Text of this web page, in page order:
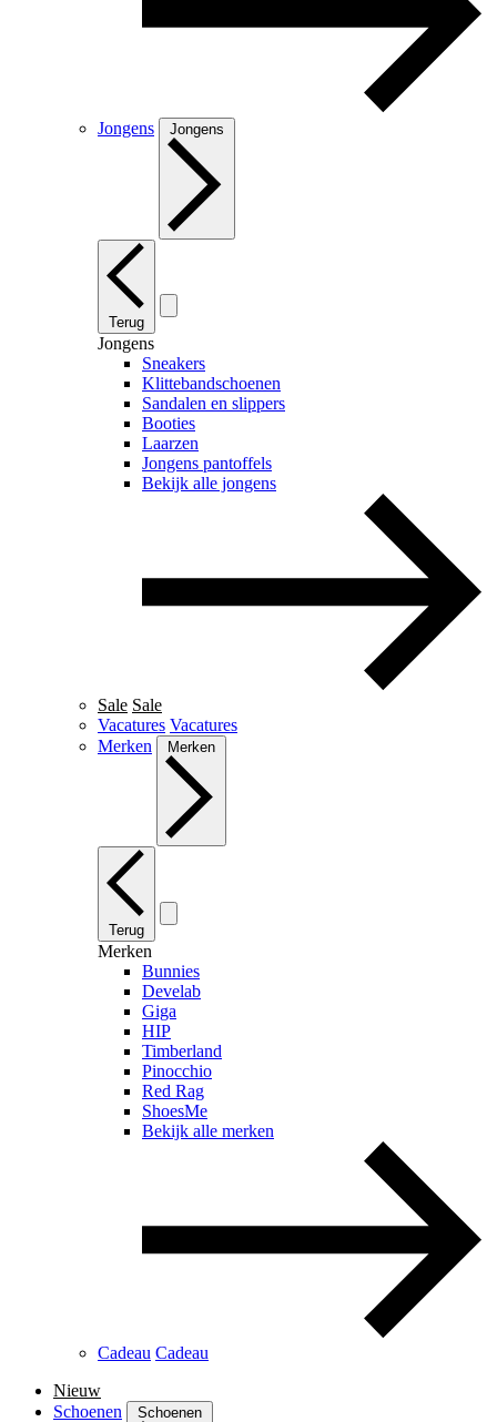
Jongens Jongens
Terug
Jongens
Sneakers
Klittebandschoenen
Sandalen en slippers
Booties
Laarzen
Jongens pantoffels
Bekijk alle jongens
Sale Sale
Vacatures Vacatures
Merken
Merken
Terug
Merken
Bunnies
Develab
Giga
HIP
Timberland
Pinocchio
Red Rag
ShoesMe
Bekijk alle merken
Cadeau Cadeau
Nieuw
Schoenen
Schoenen